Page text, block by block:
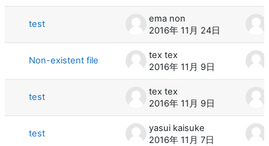
test
ema non
2016年 11月 24日
Non-existent file
tex tex
2016年 11月 9日
test
tex tex
2016年 11月 9日
test
yasui kaisuke
2016年 11月 7日